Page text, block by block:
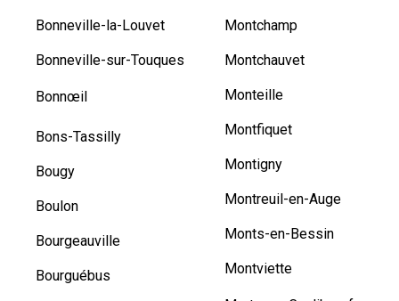
Bonneville-la-Louvet
Bonneville-sur-Touques
Bonnœil
Bons-Tassilly
Bougy
Boulon
Bourgeauville
Bourguébus
Montchamp
Montchauvet
Monteille
Montfiquet
Montigny
Montreuil-en-Auge
Monts-en-Bessin
Montviette